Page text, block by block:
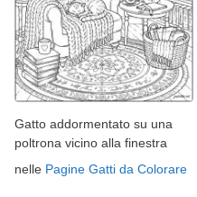
Gatto addormentato su una
poltrona vicino alla finestra
nelle Pagine Gatti da Colorare